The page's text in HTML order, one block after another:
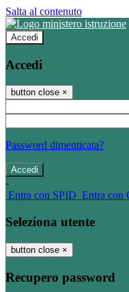
Salta al contenuto
Accedi
Accedi
button close ×
Password dimenticata?
-
Entra con SPID Entra con
Seleziona utente
button close ×
Recupero password